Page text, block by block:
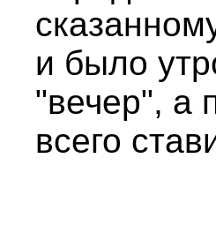
и было
"вечер", а
всего